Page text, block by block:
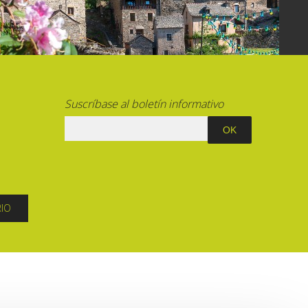
La cripta de Auzits en verano
Los más bonitos pueblos en Francia
De la valle del Lot al País Decazeville
– Aubin
Suscríbase al boletín informativo